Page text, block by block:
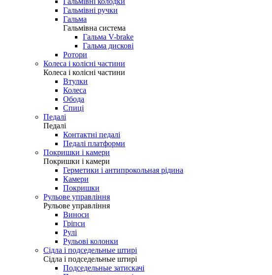
Гальмівні ручки
Гальма
Гальмівна система
Гальма V-brake
Гальма дискові
Ротори
Колеса і колісні частини
Колеса і колісні частини
Втулки
Колеса
Обода
Спиці
Педалі
Педалі
Контактні педалі
Педалі платформи
Покришки і камери
Покришки і камери
Герметики і антипрокольная рідина
Камери
Покришки
Рульове управління
Рульове управління
Виноси
Гріпси
Рулі
Рульові колонки
Сідла і подседельные штирі
Сідла і подседельные штирі
Подседельные затискачі